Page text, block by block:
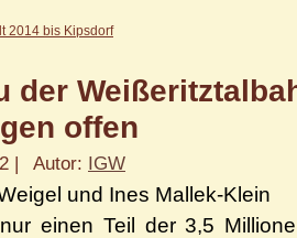
2014 bis Kipsdorf
der
offen
| Autor: IGW
und Ines Mallek-Klein
einen Teil der 3,5